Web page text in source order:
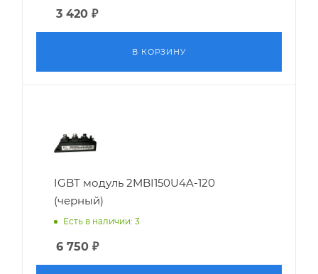
3 420 ₽
В КОРЗИНУ
IGBT модуль 2MBI150U4A-120
(черный)
Есть в наличии: 3
6 750 ₽